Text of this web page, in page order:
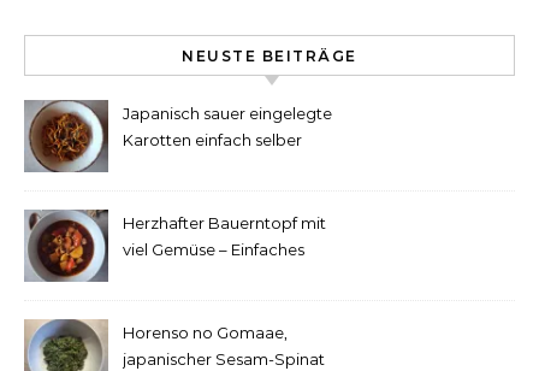
NEUSTE BEITRÄGE
Japanisch sauer eingelegte
Karotten einfach selber
Herzhafter Bauerntopf mit
viel Gemüse – Einfaches
Horenso no Gomaae,
japanischer Sesam-Spinat